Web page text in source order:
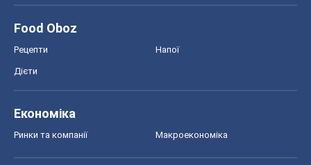
Food Oboz
Рецепти Напої
Дієти
Економіка
Ринки та компанії Макроекономіка